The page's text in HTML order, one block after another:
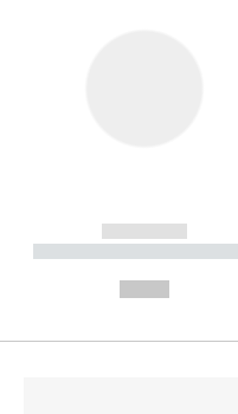
------------
----------- -----------